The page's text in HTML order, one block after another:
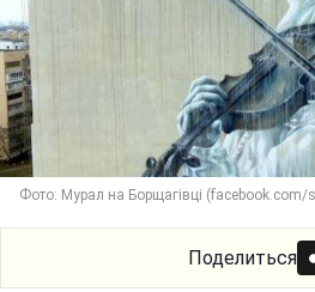
Фото: Мурал на Борщагівці
Поделиться